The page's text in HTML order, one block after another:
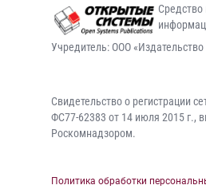
Средство
Учредитель: ООО
Свидетельство о регистрации
ФС77-62383 от 14 июля 2015 г.,
Роскомнадзором.
Политика обработки